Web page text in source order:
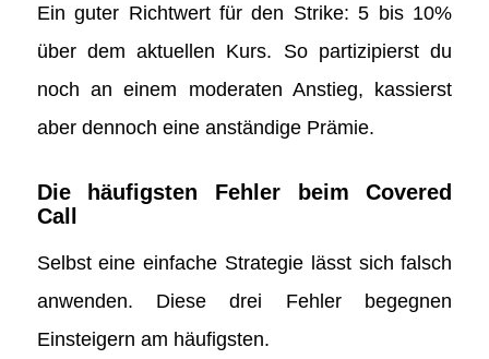
Ein guter Richtwert für den Strike: 5 bis 10%
über dem aktuellen Kurs. So partizipierst du
noch an einem moderaten Anstieg, kassierst
aber dennoch eine anständige Prämie.
Die häufigsten Fehler beim Covered
Call
Selbst eine einfache Strategie lässt sich falsch
anwenden. Diese drei Fehler begegnen
Einsteigern am häufigsten.